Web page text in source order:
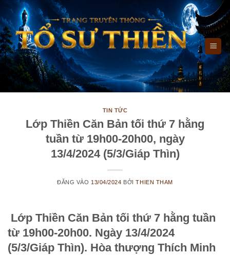
qua
nội
dung
TIN TỨC
Lớp Thiền Căn Bản tối thứ 7 hằng
tuần từ 19h00-20h00, ngày
13/4/2024 (5/3/Giáp Thìn)
ĐĂNG VÀO 13/04/2024 BỞITHIEN THAM
Lớp Thiền Căn Bản tối thứ 7 hằng tuần
từ 19h00-20h00. Ngày 13/4/2024
(5/3/Giáp Thìn). Hòa thượng Thích Minh